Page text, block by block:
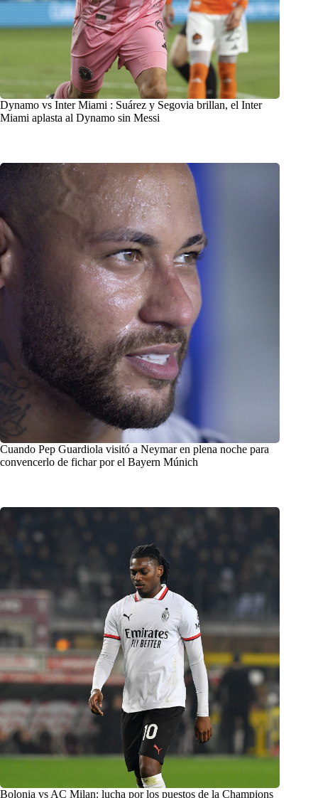
Dynamo vs Inter Miami : Suárez y Segovia brillan, el Inter
Miami aplasta al Dynamo sin Messi
Cuando Pep Guardiola visitó a Neymar en plena noche para
convencerlo de fichar por el Bayern Múnich
Bolonia vs AC Milan: lucha por los puestos de la Champions